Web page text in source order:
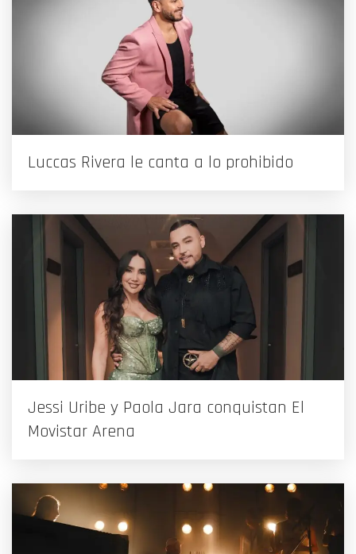
Luccas Rivera le canta a lo prohibido
Jessi Uribe y Paola Jara conquistan El
Movistar Arena